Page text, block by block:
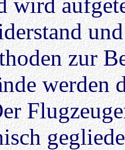
zur
werden